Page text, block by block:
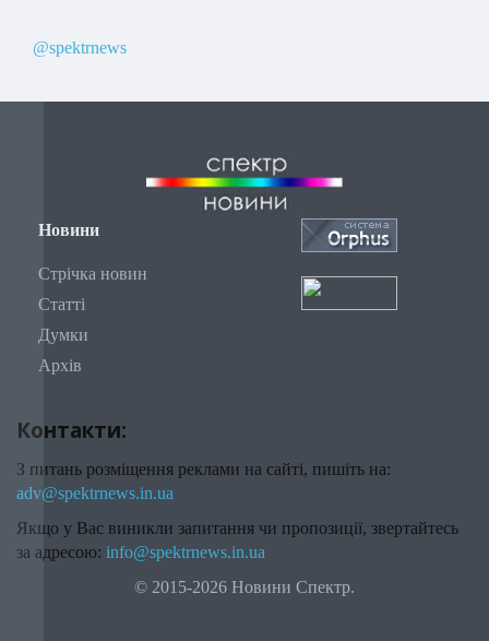
@spektrnews
Новини
Стрічка новин
Статті
Думки
Архів
Контакти:
З питань розміщення реклами на сайті, пишіть на:
adv@spektrnews.in.ua
Якщо у Вас виникли запитання чи пропозиції, звертайтесь
за адресою: info@spektrnews.in.ua
© 2015-2026 Новини Спектр.